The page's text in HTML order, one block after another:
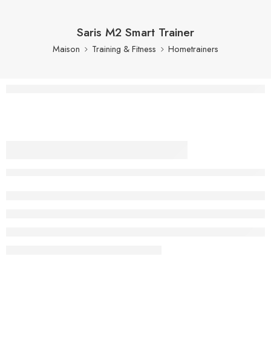
Saris M2 Smart Trainer
Maison Training & Fitness Hometrainers